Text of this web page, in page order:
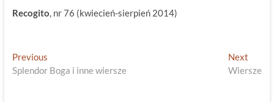
Recogito, nr 76 (kwiecień-sierpień 2014)
Nawigacja
wpisu
PreviousPrevious
post:
Splendor Boga i inne wiersze
Next
post:
Wiersze